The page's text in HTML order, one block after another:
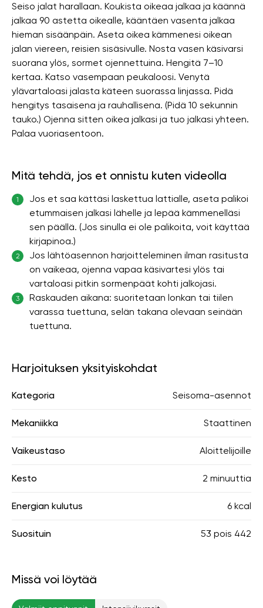
Seiso jalat harallaan. Koukista oikeaa jalkaa ja käännä
jalkaa 90 astetta oikealle, kääntäen vasenta jalkaa
hieman sisäänpäin. Aseta oikea kämmenesi oikean
jalan viereen, reisien sisäsivulle. Nosta vasen käsivarsi
suorana ylös, sormet ojennettuina. Hengitä 7–10
kertaa. Katso vasempaan peukaloosi. Venytä
ylävartaloasi jalasta käteen suorassa linjassa. Pidä
hengitys tasaisena ja rauhallisena. (Pidä 10 sekunnin
tauko.) Ojenna sitten oikea jalkasi ja tuo jalkasi yhteen.
Palaa vuoriasentoon.
Mitä tehdä, jos et onnistu kuten videolla
1
Jos et saa kättäsi laskettua lattialle, aseta palikoi
etummaisen jalkasi lähelle ja lepää kämmenelläsi
sen päällä. (Jos sinulla ei ole palikoita, voit käyttää
kirjapinoa.)
2
Jos lähtöasennon harjoitteleminen ilman rasitusta
on vaikeaa, ojenna vapaa käsivartesi ylös tai
vartaloasi pitkin sormenpäät kohti jalkojasi.
3
Raskauden aikana: suoritetaan lonkan tai tiilen
varassa tuettuna, selän takana olevaan seinään
tuettuna.
Harjoituksen yksityiskohdat
Kategoria Seisoma-asennot
Mekaniikka Staattinen
Vaikeustaso Aloittelijoille
Kesto 2 minuuttia
Energian kulutus 6 kcal
Suosituin 53 pois 442
Missä voi löytää